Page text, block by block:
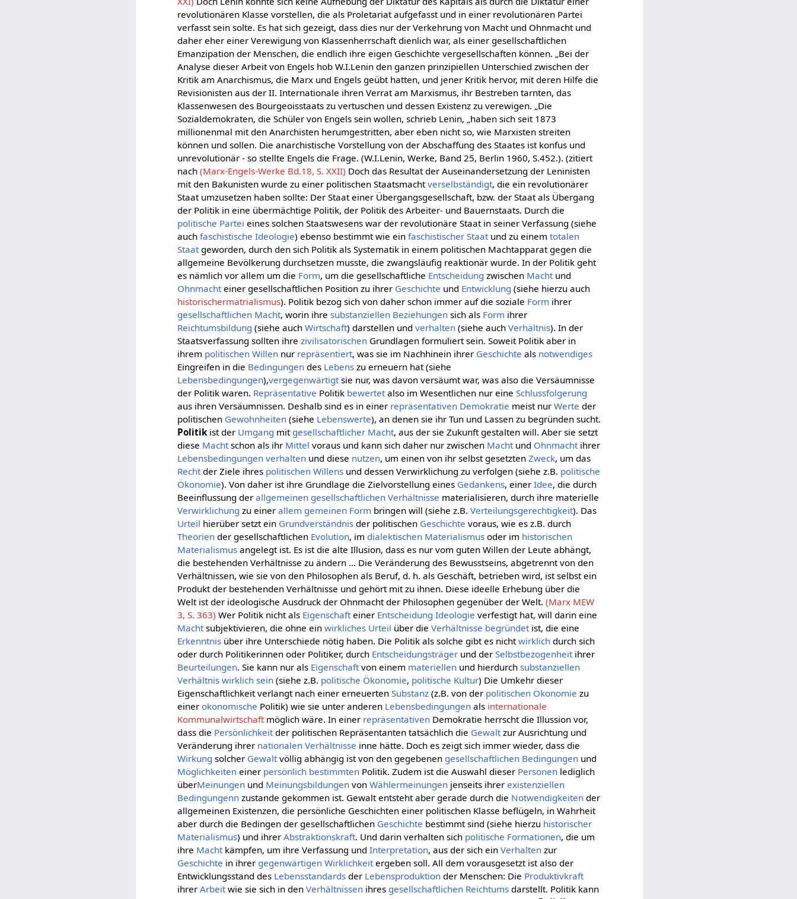
revolutionären Klasse vorstellen, die als Proletariat aufgefasst und in einer revolutionären Partei
verfasst sein solte. Es hat sich gezeigt, dass dies nur der Verkehrung von Macht und Ohnmacht und
daher eher einer Verewigung von Klassenherrschaft dienlich war, als einer gesellschaftlichen
Emanzipation der Menschen, die endlich ihre eigen Geschichte vergesellschaften können. „Bei der
Analyse dieser Arbeit von Engels hob W.I.Lenin den ganzen prinzipiellen Unterschied zwischen der
Kritik am Anarchismus, die Marx und Engels geübt hatten, und jener Kritik hervor, mit deren Hilfe die
Revisionisten aus der II. Internationale ihren Verrat am Marxismus, ihr Bestreben tarnten, das
Klassenwesen des Bourgeoisstaats zu vertuschen und dessen Existenz zu verewigen. „Die
Sozialdemokraten, die Schüler von Engels sein wollen, schrieb Lenin, „haben sich seit 1873
millionenmal mit den Anarchisten herumgestritten, aber eben nicht so, wie Marxisten streiten
können und sollen. Die anarchistische Vorstellung von der Abschaffung des Staates ist konfus und
unrevolutionär - so stellte Engels die Frage. (W.I.Lenin, Werke, Band 25, Berlin 1960, S.452.). (zitiert
nach(Marx-Engels-Werke Bd.18, S. XXII) Doch das Resultat der Auseinandersetzung der Leninisten
mit den Bakunisten wurde zu einer politischen Staatsmachtverselbständigt, die ein revolutionärer
Staat umzusetzen haben sollte: Der Staat einer Übergangsgesellschaft, bzw. der Staat als Übergang
der Politik in eine übermächtige Politik, der Politik des Arbeiter- und Bauernstaats. Durch die
politische Partei eines solchen Staatswesens war der revolutionäre Staat in seiner Verfassung (siehe
auchfaschistische Ideologie) ebenso bestimmt wie einfaschistischer Staatund zu einemtotalen
Staatgeworden, durch den sich Politik als Systematik in einem politischen Machtapparat gegen die
allgemeine Bevölkerung durchsetzen musste, die zwangsläufig reaktionär wurde. In der Politik geht
es nämlich vor allem um die Form, um die gesellschaftliche Entscheidung zwischen Machtund
Ohnmachteiner gesellschaftlichen Position zu ihrer Geschichte und Entwicklung (siehe hierzu auch
historischermatrialismus). Politik bezog sich von daher schon immer auf die soziale Form ihrer
gesellschaftlichen Macht, worin ihresubstanziellen Beziehungen sich als Form ihrer
Reichtumsbildung (siehe auchWirtschaft) darstellen undverhalten (siehe auchVerhältnis). In der
Staatsverfassung sollten ihrezivilisatorischen Grundlagen formuliert sein. Soweit Politik aber in
ihrem politischen Willen nur repräsentiert, was sie im Nachhinein ihrer Geschichte als notwendiges
Eingreifen in die Bedingungen des Lebens zu erneuern hat (siehe
Lebensbedingungen),vergegenwärtigtsie nur, was davon versäumt war, was also die Versäumnisse
der Politik waren. Repräsentative Politik bewertetalso im Wesentlichen nur eineSchlussfolgerung
aus ihren Versäumnissen. Deshalb sind es in einer repräsentativen Demokratie meist nurWerte der
politischen Gewohnheiten (siehe Lebenswerte), an denen sie ihr Tun und Lassen zu begründen sucht.
Politikist der Umgang mit gesellschaftlicher Macht, aus der sie Zukunft gestalten will. Aber sie setzt
diese Machtschon als ihr Mittel voraus und kann sich daher nur zwischen Machtund Ohnmachtihrer
Lebensbedingungen verhalten und diese nutzen, um einen von ihr selbst gesetztenZweck, um das
Rechtder Ziele ihres politischen Willens und dessen Verwirklichung zu verfolgen (siehe z.B. politische
Ökonomie). Von daher ist ihre Grundlage die Zielvorstellung eines Gedankens, einerIdee, die durch
Beeinflussung derallgemeinen gesellschaftlichen Verhältnisse materialisieren, durch ihre materielle
Verwirklichung zu einerallem gemeinen Form bringen will (siehe z.B.Verteilungsgerechtigkeit). Das
Urteil hierüber setzt ein Grundverständnis der politischen Geschichte voraus, wie es z.B. durch
Theorien der gesellschaftlichen Evolution, im dialektischen Materialismus oder im historischen
Materialismus angelegt ist. Es ist die alte Illusion, dass es nur vom guten Willen der Leute abhängt,
die bestehenden Verhältnisse zu ändern ... Die Veränderung des Bewusstseins, abgetrennt von den
Verhältnissen, wie sie von den Philosophen als Beruf, d. h. als Geschäft, betrieben wird, ist selbst ein
Produkt der bestehenden Verhältnisse und gehört mit zu ihnen. Diese ideelle Erhebung über die
Welt ist der ideologische Ausdruck der Ohnmacht der Philosophen gegenüber der Welt.(Marx MEW
3, S. 363) Wer Politik nicht als Eigenschafteiner Entscheidung Ideologie verfestigt hat, will darin eine
Machtsubjektivieren, die ohne einwirkliches Urteil über dieVerhältnisse begründetist, die eine
Erkenntnis über ihre Unterschiede nötig haben. Die Politik als solche gibt es nichtwirklich durch sich
oder durch Politikerinnen oder Politiker, durch Entscheidungsträger und derSelbstbezogenheitihrer
Beurteilungen. Sie kann nur als Eigenschaftvon einem materiellen und hierdurchsubstanziellen
Verhältnis wirklich sein (siehe z.B. politische Ökonomie, politische Kultur) Die Umkehr dieser
Eigenschaftlichkeit verlangt nach einer erneuertenSubstanz (z.B. von der politischen Ökonomie zu
einerokonomische Politik) wie sie unter anderen Lebensbedingungen als internationale
Kommunalwirtschaftmöglich wäre. In einer repräsentativen Demokratie herrscht die Illussion vor,
dass die Persönlichkeitder politischen Repräsentanten tatsächlich die Gewaltzur Ausrichtung und
Veränderung ihrer nationalen Verhältnisse inne hätte. Doch es zeigt sich immer wieder, dass die
Wirkung solcher Gewaltvöllig abhängig ist von den gegebenen gesellschaftlichen Bedingungen und
Möglichkeiten einer persönlich bestimmten Politik. Zudem ist die Auswahl dieser Personen lediglich
überMeinungen und Meinungsbildungen vonWählermeinungen jenseits ihrerexistenziellen
Bedingungenn zustande gekommen ist. Gewalt entsteht aber gerade durch die Notwendigkeiten der
allgemeinen Existenzen, die persönliche Geschichten einer politischen Klasse beflügeln, in Wahrheit
aber durch die Bedingen der gesellschaftlichen Geschichte bestimmt sind (siehe hierzu historischer
Materialismus) und ihrerAbstraktionskraft. Und darin verhalten sich politische Formationen, die um
ihre Machtkämpfen, um ihre Verfassung undInterpretation, aus der sich einVerhalten zur
Geschichte in ihrer gegenwärtigen Wirklichkeitergeben soll. All dem vorausgesetzt ist also der
Entwicklungsstand des Lebensstandards der Lebensproduktion der Menschen: Die Produktivkraft
ihrerArbeitwie sie sich in denVerhältnissen ihres gesellschaftlichen Reichtums darstellt. Politik kann